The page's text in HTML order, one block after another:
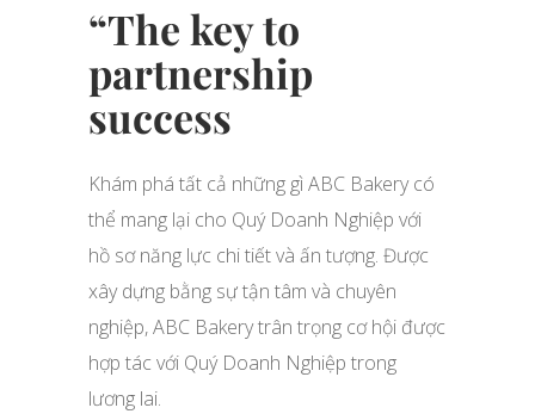
“The key to
partnership
success
Khám phá tất cả những gì ABC Bakery có
thể mang lại cho Quý Doanh Nghiệp với
hồ sơ năng lực chi tiết và ấn tượng. Được
xây dựng bằng sự tận tâm và chuyên
nghiệp, ABC Bakery trân trọng cơ hội được
hợp tác với Quý Doanh Nghiệp trong
lương lai.